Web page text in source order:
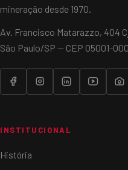
mineração desde 1970.
Av. Francisco Matarazzo, 404
São Paulo/SP — CEP 05001-000
INSTITUCIONAL
História